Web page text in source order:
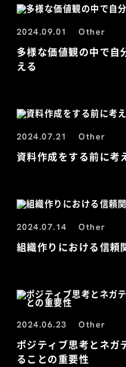
2024.09.01 Other
多様な価値観の中で自
える
2024.07.21 Other
資料作成をする前に考
2024.07.14 Other
組織作りにおける信頼
2024.06.23 Other
ポジティブ思考とネガ
ることの重要性